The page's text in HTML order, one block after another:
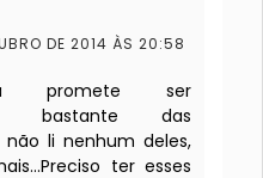
DE 2014 ÀS 20:58
promete ser
bastante das
não li nenhum deles,
ter esses